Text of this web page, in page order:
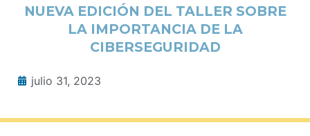
NUEVA EDICIÓN DEL TALLER SOBRE
LA IMPORTANCIA DE LA
CIBERSEGURIDAD
julio 31, 2023